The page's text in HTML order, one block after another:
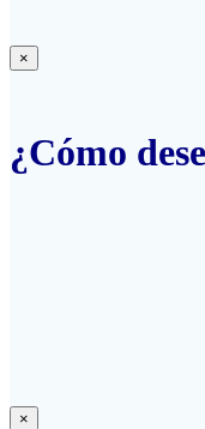
×
¿Cómo
×